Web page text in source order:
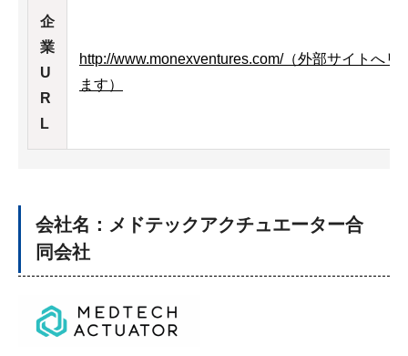
企
業
U
R
L
http://www.monexventures.com/（外部サイトへ
ます）
会社名：メドテックアクチュエーター合
同会社